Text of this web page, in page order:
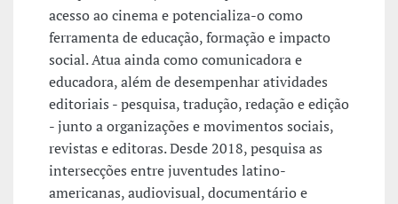
acesso ao cinema e potencializa-o como
ferramenta de educação, formação e impacto
social. Atua ainda como comunicadora e
educadora, além de desempenhar atividades
editoriais - pesquisa, tradução, redação e edição
- junto a organizações e movimentos sociais,
revistas e editoras. Desde 2018, pesquisa as
intersecções entre juventudes latino-
americanas, audiovisual, documentário e